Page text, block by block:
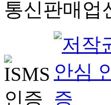
통신판매업